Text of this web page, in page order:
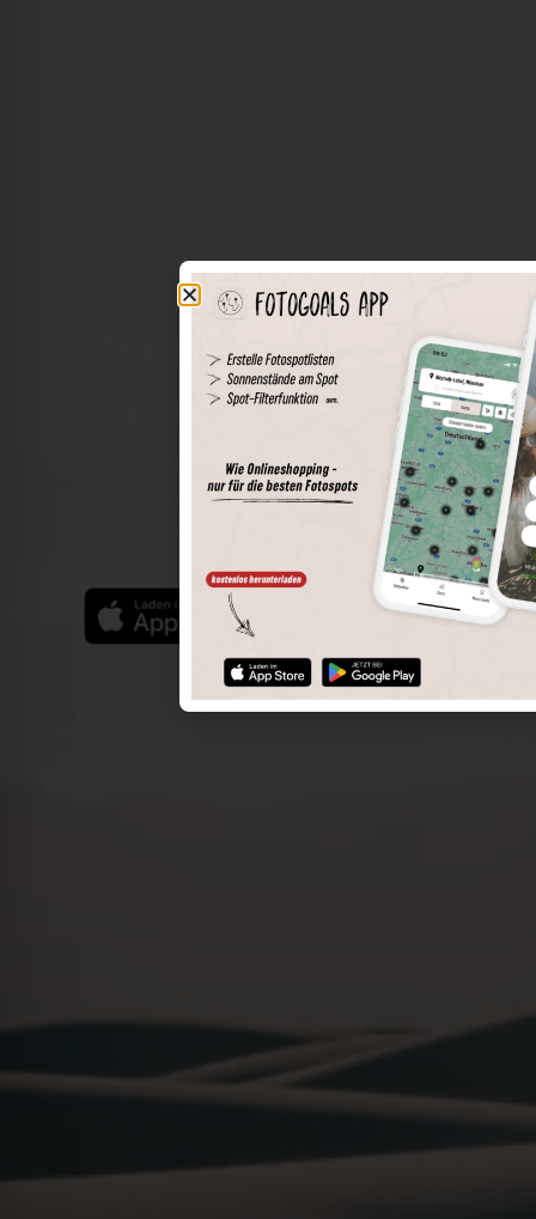
Die Welt der Orte in deiner Tasche
Spots speichern
Sonnenstände am Spot
Spotdetails
Filterfunktion
Finde die besten Fotospots noch einfacher mit unserer
App für iOS und Android und genieße einen größeren